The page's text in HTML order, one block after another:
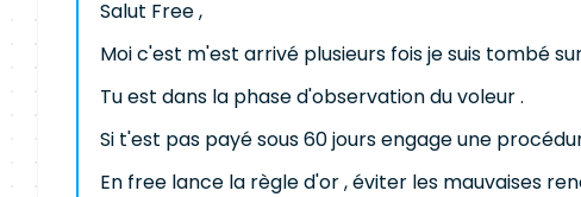
Salut Free ,
Moi c'est m'est arrivé plusieurs fois je suis tombé
Tu est dans la phase d'observation du voleur .
Si t'est pas payé sous 60 jours engage une
En free lance la règle d'or , éviter les mauvaises